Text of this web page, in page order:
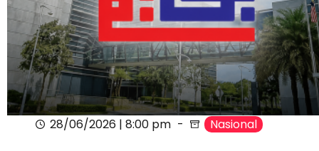
28/06/2026 | 8:00 pm Nasional